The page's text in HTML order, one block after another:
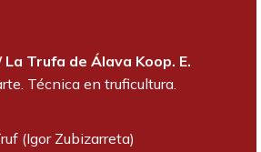
Trufa de Álava Koop. E.
Técnica en truficultura.
(Igor Zubizarreta)